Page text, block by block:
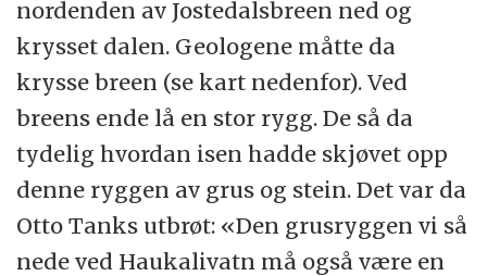
nordenden av Jostedalsbreen ned og
krysset dalen. Geologene måtte da
krysse breen (se kart nedenfor). Ved
breens ende lå en stor rygg. De så da
tydelig hvordan isen hadde skjøvet opp
denne ryggen av grus og stein. Det var da
Otto Tanks utbrøt: «Den grusryggen vi så
nede ved Haukalivatn må også være en